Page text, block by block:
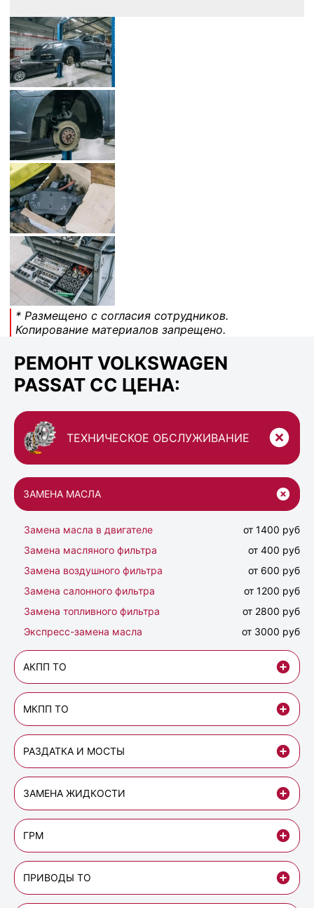
* Размещено с согласия сотрудников.
Копирование материалов запрещено.
РЕМОНТ VOLKSWAGEN
PASSAT CC ЦЕНА:
ТЕХНИЧЕСКОЕ ОБСЛУЖИВАНИЕ
ЗАМЕНА МАСЛА
Замена масла в двигателе
от 1400 руб
Замена масляного фильтра
от 400 руб
Замена воздушного фильтра
от 600 руб
Замена салонного фильтра
от 1200 руб
Замена топливного фильтра
от 2800 руб
Экспресс-замена масла
от 3000 руб
АКПП ТО
МКПП ТО
РАЗДАТКА И МОСТЫ
ЗАМЕНА ЖИДКОСТИ
ГРМ
ПРИВОДЫ ТО